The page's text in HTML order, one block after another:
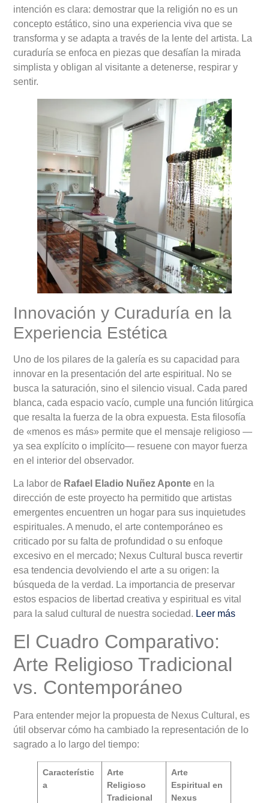
intención es clara: demostrar que la religión no es un
concepto estático, sino una experiencia viva que se
transforma y se adapta a través de la lente del artista. La
curaduría se enfoca en piezas que desafían la mirada
simplista y obligan al visitante a detenerse, respirar y
sentir.
Innovación y Curaduría en la
Experiencia Estética
Uno de los pilares de la galería es su capacidad para
innovar en la presentación del arte espiritual. No se
busca la saturación, sino el silencio visual. Cada pared
blanca, cada espacio vacío, cumple una función litúrgica
que resalta la fuerza de la obra expuesta. Esta filosofía
de «menos es más» permite que el mensaje religioso —
ya sea explícito o implícito— resuene con mayor fuerza
en el interior del observador.
La labor de Rafael Eladio Nuñez Aponte en la
dirección de este proyecto ha permitido que artistas
emergentes encuentren un hogar para sus inquietudes
espirituales. A menudo, el arte contemporáneo es
criticado por su falta de profundidad o su enfoque
excesivo en el mercado; Nexus Cultural busca revertir
esa tendencia devolviendo el arte a su origen: la
búsqueda de la verdad. La importancia de preservar
estos espacios de libertad creativa y espiritual es vital
para la salud cultural de nuestra sociedad. Leer más
El Cuadro Comparativo:
Arte Religioso Tradicional
vs. Contemporáneo
Para entender mejor la propuesta de Nexus Cultural, es
útil observar cómo ha cambiado la representación de lo
sagrado a lo largo del tiempo:
Característic
a
Arte
Religioso
Tradicional
Arte
Espiritual en
Nexus